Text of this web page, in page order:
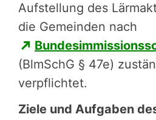
Aufstel­lung des
die Gemeinden nach
(BlmSchG § 47e)
verpflich­tet.
Ziele und Aufgaben